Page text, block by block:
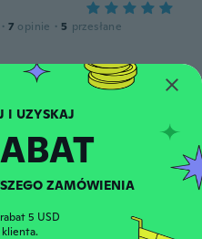
· 7 opinie · 5 przesłane
opinie · 39 przesłane
ZAMÓWIENIA
5 USD
klienta.